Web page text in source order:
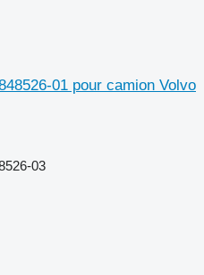
01 pour camion Volvo
03